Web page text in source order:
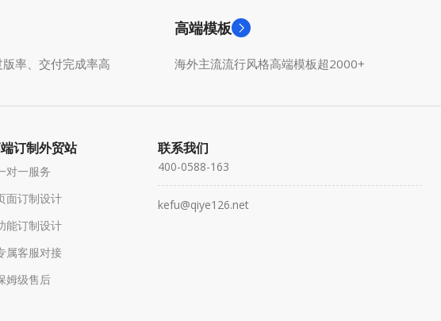
率、交付完成率高
高端模板
海外主流流行风格高端模板超2000+
订制外贸站
对一服务
面订制设计
能订制设计
属客服对接
姆级售后
联系我们
400-0588-163
kefu@qiye126.net